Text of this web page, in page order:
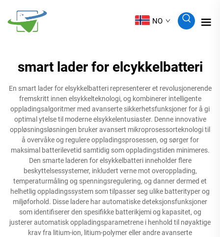
NO
smart lader for elcykkelbatteri
En smart lader for elsykkelbatteri representerer et revolusjonerende
fremskritt innen elsykkelteknologi, og kombinerer intelligente
oppladingsalgoritmer med avanserte sikkerhetsfunksjoner for å gi
optimal ytelse til moderne elsykkelentusiaster. Denne innovative
oppløsningsløsningen bruker avansert mikroprosessorteknologi til
å overvåke og regulere oppladingsprosessen, og sørger for
maksimal batterilevetid samtidig som oppladingstiden minimeres.
Den smarte laderen for elsykkelbatteri inneholder flere
beskyttelsessystemer, inkludert verne mot overopplading,
temperaturmåling og spenningsregulering, og danner dermed et
helhetlig oppladingssystem som tilpasser seg ulike batterityper og
miljøforhold. Disse ladere har automatiske deteksjonsfunksjoner
som identifiserer den spesifikke batterikjemi og kapasitet, og
justerer automatisk oppladingsparametrene i henhold til nøyaktige
krav fra litium-ion, litium-polymer eller andre avanserte